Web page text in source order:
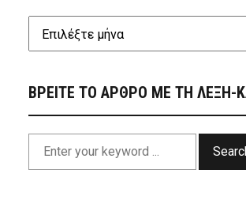
ΒΡΕΙΤΕ ΤΟ ΑΡΘΡΟ ΜΕ ΤΗ ΛΕΞΗ-